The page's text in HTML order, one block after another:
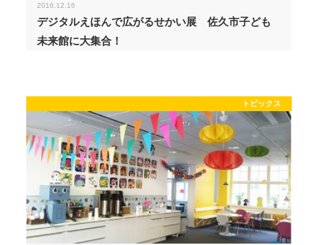
2016.12.16
デジタルえほんで広がるせかい展 佐久市子ども
未来館に大集合！
トピックス